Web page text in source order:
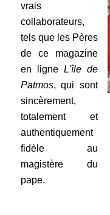
vrais
collaborateurs,
tels que les Pères
de ce magazine
en ligneL'île de
Patmos, qui sont
sincèrement,
totalement et
authentiquement
fidèle au
magistère du
pape.